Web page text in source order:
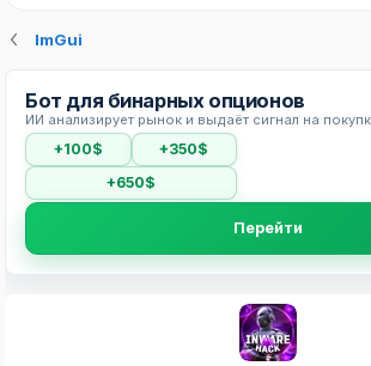
о
е
м
ы
ч
а
л
а
ImGui
Бот для бинарных опционов
ИИ анализирует рынок и выдаёт сигнал на
+100$
+350$
+650$
Перейти